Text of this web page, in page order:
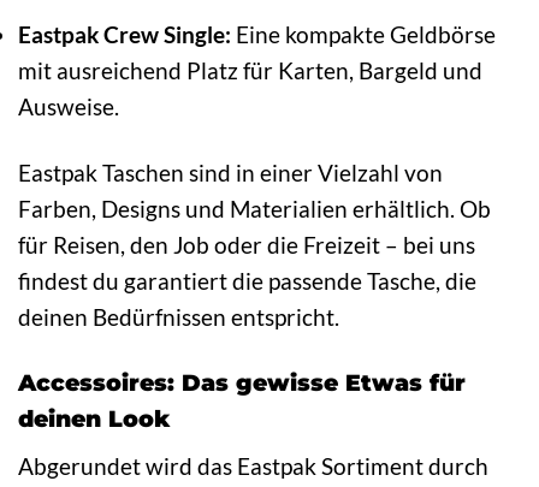
Eastpak Crew Single: Eine kompakte Geldbörse
mit ausreichend Platz für Karten, Bargeld und
Ausweise.
Eastpak Taschen sind in einer Vielzahl von
Farben, Designs und Materialien erhältlich. Ob
für Reisen, den Job oder die Freizeit – bei uns
findest du garantiert die passende Tasche, die
deinen Bedürfnissen entspricht.
Accessoires: Das gewisse Etwas für
deinen Look
Abgerundet wird das Eastpak Sortiment durch